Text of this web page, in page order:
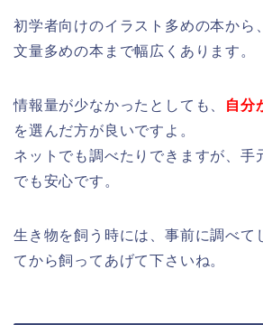
初学者向けのイラスト多めの本から
文量多めの本まで幅広くあります。
情報量が少なかったとしても、
自分
を選んだ方が良いですよ。
ネットでも調べたりできますが、手
でも安心です。
生き物を飼う時には、事前に調べて
てから飼ってあげて下さいね。